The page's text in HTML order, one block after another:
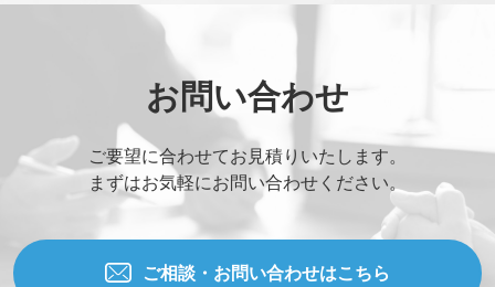
お問い合わせ
ご要望に合わせてお見積りいたします。
まずはお気軽にお問い合わせください。
ご相談・お問い合わせはこちら